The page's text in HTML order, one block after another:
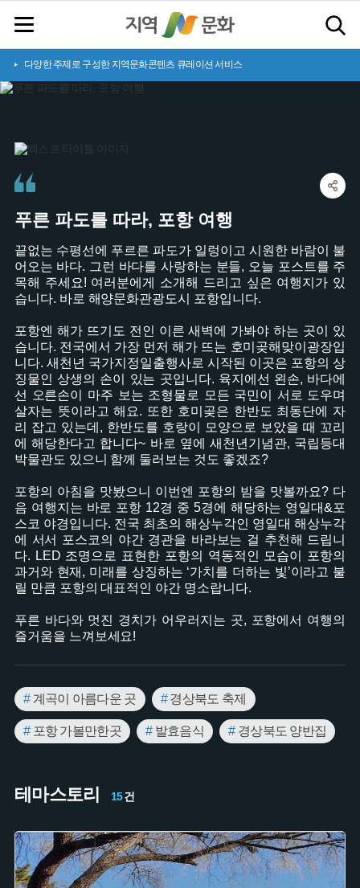
다양한 주제로 구성한 지역문화콘텐츠 큐레이션 서비스
푸른 파도를 따라, 포항 여 행
끝없는 수평선에 푸르른 파도가 일렁이고 시원한 바람이 불
어오는 바다. 그런 바다를 사랑하는 분들, 오늘 포스트를 주
목해 주세요! 여러분에게 소개해 드리고 싶은 여행지가 있
습니다. 바로 해양문화관광도시 포항입니다.
포항엔 해가 뜨기도 전인 이른 새벽에 가봐야 하는 곳이 있
습니다. 전국에서 가장 먼저 해가 뜨는 호미곶해맞이광장입
니다. 새천년 국가지정일출행사로 시작된 이곳은 포항의 상
징물인 상생의 손이 있는 곳입니다. 육지에선 왼손, 바다에
선 오른손이 마주 보는 조형물로 모든 국민이 서로 도우며
살자는 뜻이라고 해요. 또한 호미곶은 한반도 최동단에 자
리 잡고 있는데, 한반도를 호랑이 모양으로 보았을 때 꼬리
에 해당한다고 합니다~ 바로 옆에 새천년기념관, 국립등대
박물관도 있으니 함께 둘러보는 것도 좋겠죠?
포항의 아침을 맛봤으니 이번엔 포항의 밤을 맛볼까요? 다
음 여행지는 바로 포항 12경 중 5경에 해당하는 영일대&포
스코 야경입니다. 전국 최초의 해상누각인 영일대 해상누각
에 서서 포스코의 야간 경관을 바라보는 걸 추천해 드립니
다. LED 조명으로 표현한 포항의 역동적인 모습이 포항의
과거와 현재, 미래를 상징하는 ‘가치를 더하는 빛’이라고 불
릴 만큼 포항의 대표적인 야간 명소랍니다.
푸른 바다와 멋진 경치가 어우러지는 곳, 포항에서 여행의
즐거움을 느껴보세요!
#계곡이 아름다운 곳 #경상북도 축제
#포항 가볼만한곳 #발효음식 #경상북도 양반집
# 젓갈 #힐링여행
# 농기구 #수산시장 #절구 #포항 지명유래
테마스토리 15건